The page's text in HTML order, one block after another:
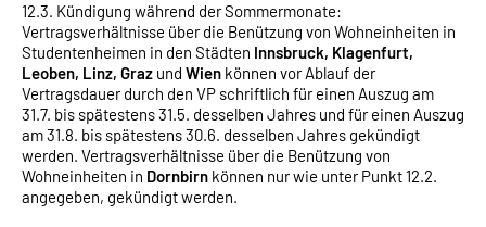
12.3. Kündigung während der Sommermonate:
Vertragsverhältnisse über die Benützung von Wohneinheiten in
Studentenheimen in den Städten Innsbruck, Klagenfurt,
Leoben, Linz, Graz und Wien können vor Ablauf der
Vertragsdauer durch den VP schriftlich für einen Auszug am
31.7. bis spätestens 31.5. desselben Jahres und für einen Auszug
am 31.8. bis spätestens 30.6. desselben Jahres gekündigt
werden. Vertragsverhältnisse über die Benützung von
Wohneinheiten in Dornbirn können nur wie unter Punkt 12.2.
angegeben, gekündigt werden.